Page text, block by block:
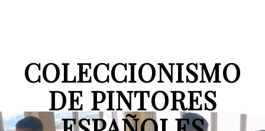
COLECCIONISMO
DE PINTORES